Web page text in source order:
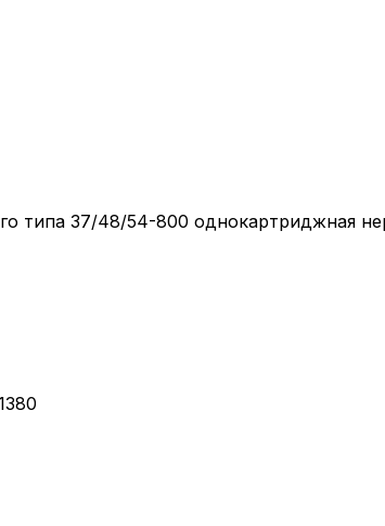
типа 37/48/54-800 однокартриджная